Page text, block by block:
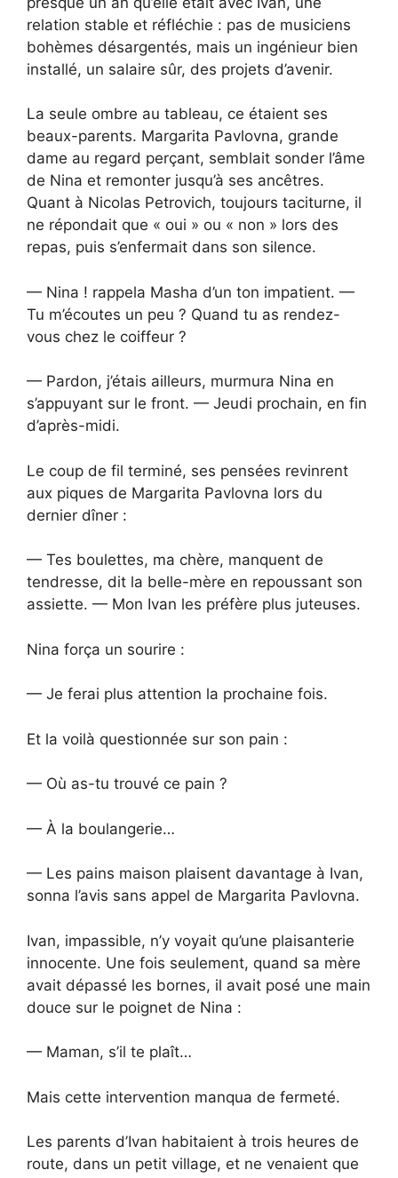
relation stable et réfléchie : pas de musiciens
bohèmes désargentés, mais un ingénieur bien
installé, un salaire sûr, des projets d’avenir.
La seule ombre au tableau, ce étaient ses
beaux-parents. Margarita Pavlovna, grande
dame au regard perçant, semblait sonder l’âme
de Nina et remonter jusqu’à ses ancêtres.
Quant à Nicolas Petrovich, toujours taciturne, il
ne répondait que « oui » ou « non » lors des
repas, puis s’enfermait dans son silence.
— Nina ! rappela Masha d’un ton impatient. —
Tu m’écoutes un peu ? Quand tu as rendez-
vous chez le coiffeur ?
— Pardon, j’étais ailleurs, murmura Nina en
s’appuyant sur le front. — Jeudi prochain, en fin
d’après-midi.
Le coup de fil terminé, ses pensées revinrent
aux piques de Margarita Pavlovna lors du
dernier dîner :
— Tes boulettes, ma chère, manquent de
tendresse, dit la belle-mère en repoussant son
assiette. — Mon Ivan les préfère plus juteuses.
Nina força un sourire :
— Je ferai plus attention la prochaine fois.
Et la voilà questionnée sur son pain :
— Où as-tu trouvé ce pain ?
— À la boulangerie…
— Les pains maison plaisent davantage à Ivan,
sonna l’avis sans appel de Margarita Pavlovna.
Ivan, impassible, n’y voyait qu’une plaisanterie
innocente. Une fois seulement, quand sa mère
avait dépassé les bornes, il avait posé une main
douce sur le poignet de Nina :
— Maman, s’il te plaît…
Mais cette intervention manqua de fermeté.
Les parents d’Ivan habitaient à trois heures de
route, dans un petit village, et ne venaient que